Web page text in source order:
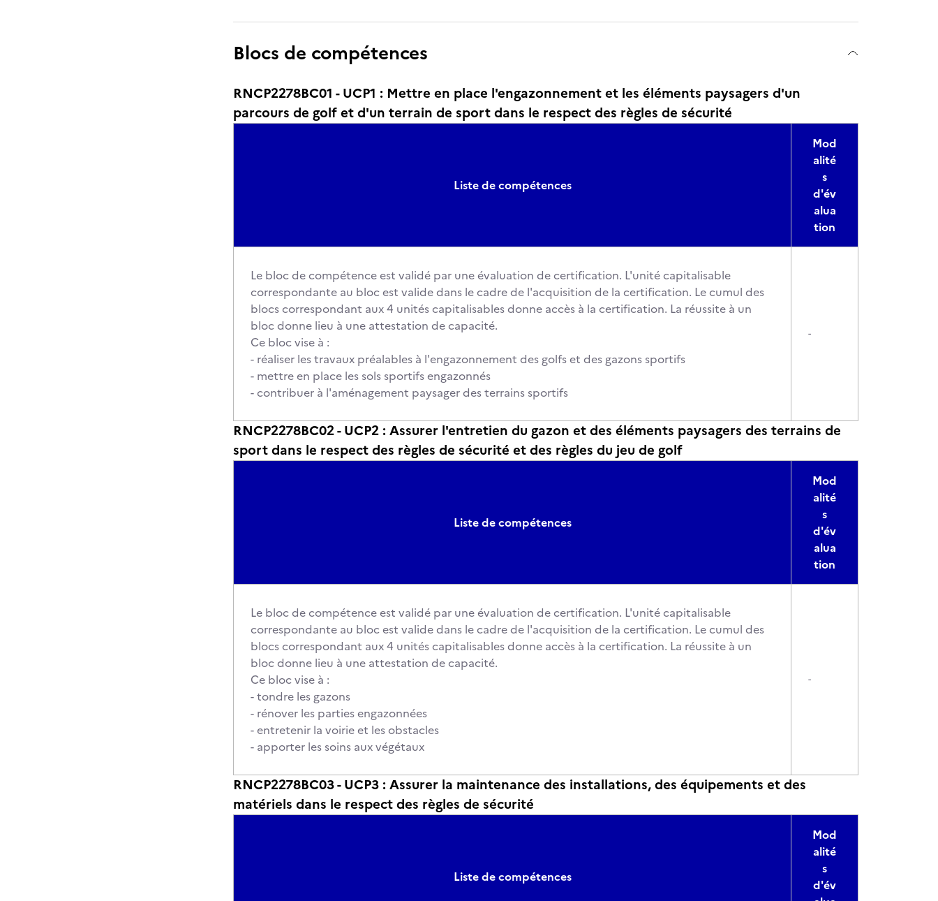
Blocs de compétences
RNCP2278BC01 - UCP1 : Mettre en place l'engazonnement et les éléments paysagers d'un
parcours de golf et d'un terrain de sport dans le respect des règles de sécurité
Liste de compétences
Mod
alité
s
d'év
alua
tion
Le bloc de compétence est validé par une évaluation de certification. L'unité capitalisable
correspondante au bloc est valide dans le cadre de l'acquisition de la certification. Le cumul des
blocs correspondant aux 4 unités capitalisables donne accès à la certification. La réussite à un
bloc donne lieu à une attestation de capacité.
Ce bloc vise à :
- réaliser les travaux préalables à l'engazonnement des golfs et des gazons sportifs
- mettre en place les sols sportifs engazonnés
- contribuer à l'aménagement paysager des terrains sportifs
-
RNCP2278BC02 - UCP2 : Assurer l'entretien du gazon et des éléments paysagers des terrains de
sport dans le respect des règles de sécurité et des règles du jeu de golf
Liste de compétences
Mod
alité
s
d'év
alua
tion
Le bloc de compétence est validé par une évaluation de certification. L'unité capitalisable
correspondante au bloc est valide dans le cadre de l'acquisition de la certification. Le cumul des
blocs correspondant aux 4 unités capitalisables donne accès à la certification. La réussite à un
bloc donne lieu à une attestation de capacité.
Ce bloc vise à :
- tondre les gazons
- rénover les parties engazonnées
- entretenir la voirie et les obstacles
- apporter les soins aux végétaux
-
RNCP2278BC03 - UCP3 : Assurer la maintenance des installations, des équipements et des
matériels dans le respect des règles de sécurité
Liste de compétences
Mod
alité
s
d'év